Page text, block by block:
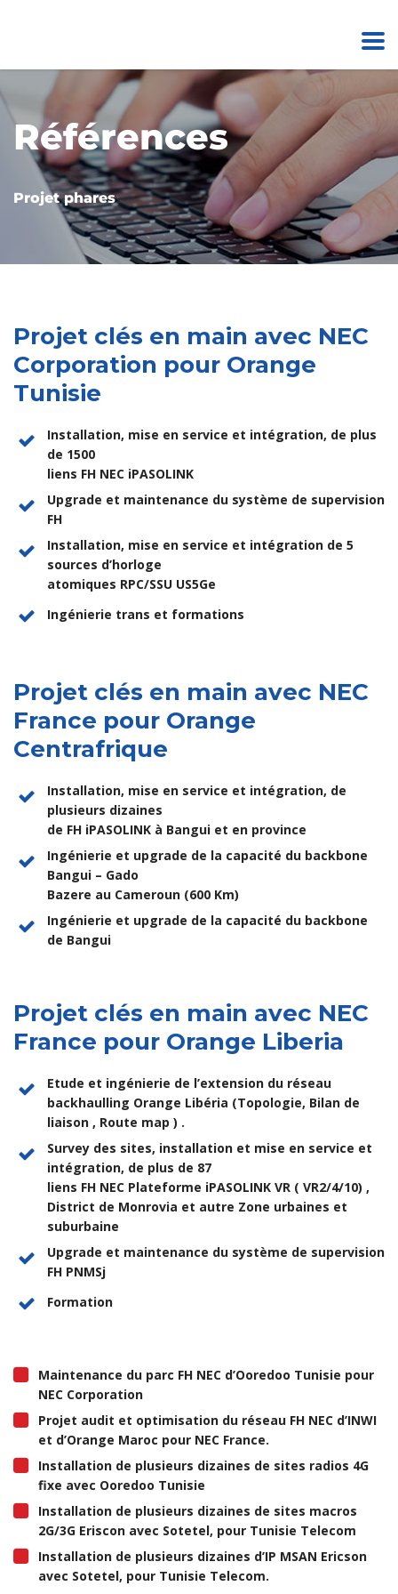
Références
Projet phares
Projet clés en main avec NEC
Corporation pour Orange
Tunisie
Installation, mise en service et intégration, de plus
de 1500
liens FH NEC iPASOLINK
Upgrade et maintenance du système de supervision
FH
Installation, mise en service et intégration de 5
sources d’horloge
atomiques RPC/SSU US5Ge
Ingénierie trans et formations
Projet clés en main avec NEC
France pour Orange
Centrafrique
Installation, mise en service et intégration, de
plusieurs dizaines
de FH iPASOLINK à Bangui et en province
Ingénierie et upgrade de la capacité du backbone
Bangui – Gado
Bazere au Cameroun (600 Km)
Ingénierie et upgrade de la capacité du backbone
de Bangui
Projet clés en main avec NEC
France pour Orange Liberia
Etude et ingénierie de l’extension du réseau
backhaulling Orange Libéria (Topologie, Bilan de
liaison , Route map ) .
Survey des sites, installation et mise en service et
intégration, de plus de 87
liens FH NEC Plateforme iPASOLINK VR ( VR2/4/10) ,
District de Monrovia et autre Zone urbaines et
suburbaine
Upgrade et maintenance du système de supervision
FH PNMSj
Formation
Maintenance du parc FH NEC d’Ooredoo Tunisie pour
NEC Corporation
Projet audit et optimisation du réseau FH NEC d’INWI
et d’Orange Maroc pour NEC France.
Installation de plusieurs dizaines de sites radios 4G
fixe avec Ooredoo Tunisie
Installation de plusieurs dizaines de sites macros
2G/3G Eriscon avec Sotetel, pour Tunisie Telecom
Installation de plusieurs dizaines d’IP MSAN Ericson
avec Sotetel, pour Tunisie Telecom.